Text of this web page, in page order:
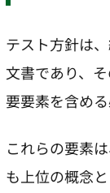
テスト方針は
文書であり、
要要素を含める
これらの要素
も上位の概念